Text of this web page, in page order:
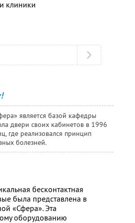
клиники
является базой кафедры
двери своих кабинетов в 1996
где реализовался принцип
болезней.
бесконтактная
была представлена в
«Сфера». Эта
оборудованию